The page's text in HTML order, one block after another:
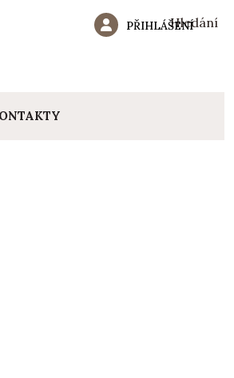
Hledání
PŘIHLÁŠENÍ